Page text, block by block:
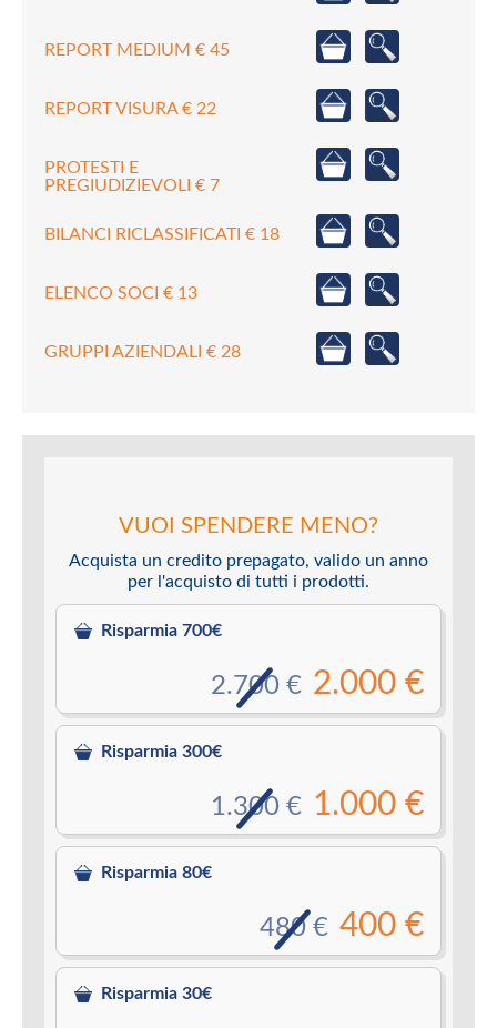
REPORT MEDIUM € 45
REPORT VISURA € 22
PROTESTI E
PREGIUDIZIEVOLI € 7
BILANCI RICLASSIFICATI € 18
ELENCO SOCI € 13
GRUPPI AZIENDALI € 28
VUOI SPENDERE MENO?
Acquista un credito prepagato, valido un anno
per l'acquisto di tutti i prodotti.
Risparmia 700€
2.000 €
2.700 €
Risparmia 300€
1.000 €
1.300 €
Risparmia 80€
400 €
480 €
Risparmia 30€